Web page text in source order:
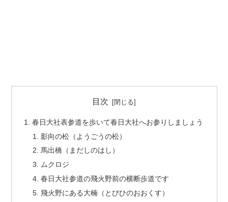
目次
春日大社表参道を歩いて春日大社へお参りしましょう
影向の松（ようごうの松）
馬出橋（まだしのはし）
ムクロジ
春日大社参道の飛火野前の横断歩道です
飛火野にある大楠（とびひのおおくす）